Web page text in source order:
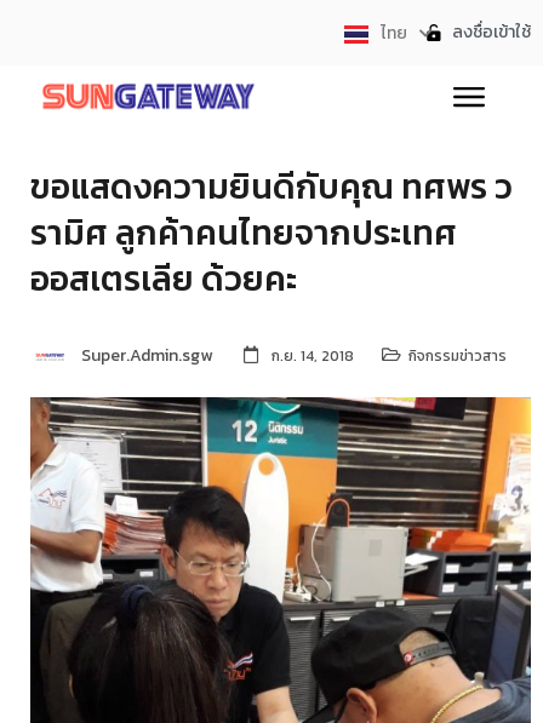
ไทย
English ลงชื่อเข้าใช้
ขอแสดงความยินดีกับคุณ ทศพร ว
รามิศ ลูกค้าคนไทยจากประเทศ
ออสเตรเลีย ด้วยคะ
Super.Admin.sgw ก.ย. 14, 2018 กิจกรรมข่าวสาร